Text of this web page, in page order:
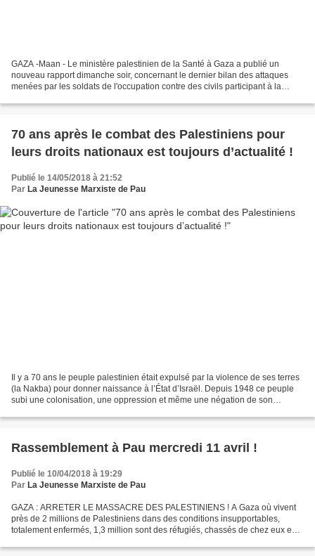
GAZA -Maan - Le ministère palestinien de la Santé à Gaza a publié un
nouveau rapport dimanche soir, concernant le dernier bilan des attaques
menées par les soldats de l'occupation contre des civils participant à la
70 ans après le combat des Palestiniens pour
leurs droits nationaux est toujours d’actualité !
Publié le 14/05/2018 à 21:52
Par La Jeunesse Marxiste de Pau
Il y a 70 ans le peuple palestinien était expulsé par la violence de ses terres
(la Nakba) pour donner naissance à l’État d’Israël. Depuis 1948 ce peuple
subi une colonisation, une oppression et même une négation de son
Rassemblement à Pau mercredi 11 avril !
Publié le 10/04/2018 à 19:29
Par La Jeunesse Marxiste de Pau
GAZA : ARRETER LE MASSACRE DES PALESTINIENS ! A Gaza où vivent
près de 2 millions de Palestiniens dans des conditions insupportables,
totalement enfermés, 1,3 million sont des réfugiés, chassés de chez eux en